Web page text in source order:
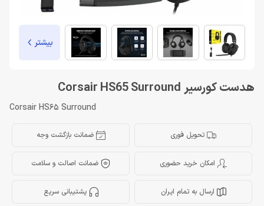
بیشتر
هدست کورسیر Corsair HS65 Surround
Corsair HS65 Surround
تحویل فوری ضمانت بازگشت وجه
امکان خرید حضوری ضمانت اصالت و سلامت
ارسال به تمام ایران پشتیبانی سریع